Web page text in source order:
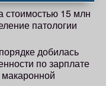
стоимостью 15 млн
патологии
добилась
по зарплате